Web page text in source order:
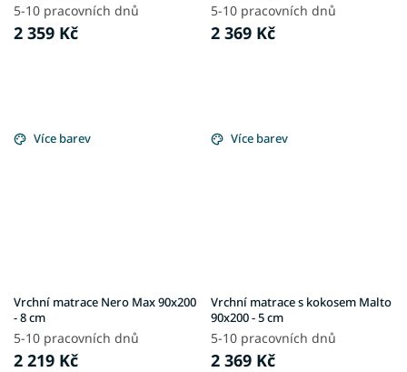
5-10 pracovních dnů
2 359 Kč
5-10 pracovních dnů
2 369 Kč
Více barev
Vrchní matrace Nero Max 90x200
- 8 cm
5-10 pracovních dnů
2 219 Kč
Více barev
Vrchní matrace s kokosem Malto
90x200 - 5 cm
5-10 pracovních dnů
2 369 Kč